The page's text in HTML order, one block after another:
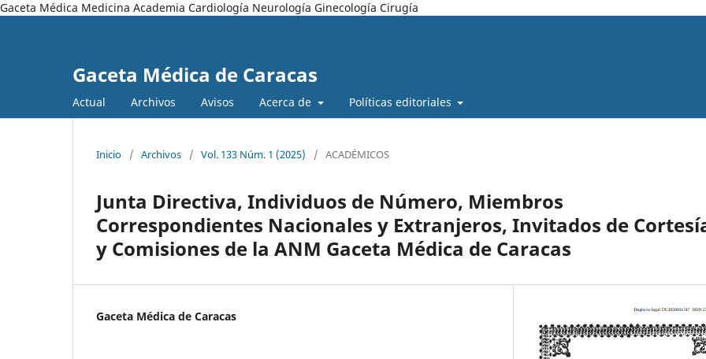
Gaceta Médica Medicina Academia Cardiología Neurología Ginecología Cirugía
Gaceta Médica de Caracas
Actual Archivos Avisos Acerca de Políticas editoriales
Inicio / Archivos / Vol. 133 Núm. 1 (2025) / ACADÉMICOS
Junta Directiva, Individuos de Número, Miembros
Correspondientes Nacionales y Extranjeros, Invitados de
y Comisiones de la ANM Gaceta Médica de Caracas
Gaceta Médica de Caracas